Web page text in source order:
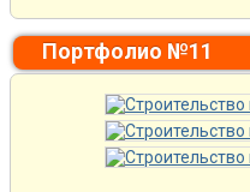
Портфолио №11